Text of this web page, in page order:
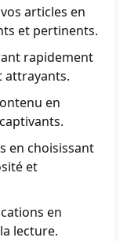
articles en
et pertinents.
rapidement
attrayants.
en
en choisissant
et
en
lecture.